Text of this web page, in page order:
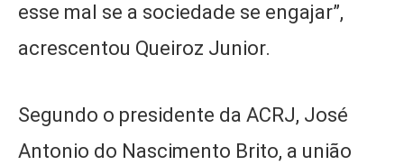
esse mal se a sociedade se engajar”,
acrescentou Queiroz Junior.
Segundo o presidente da ACRJ, José
Antonio do Nascimento Brito, a união